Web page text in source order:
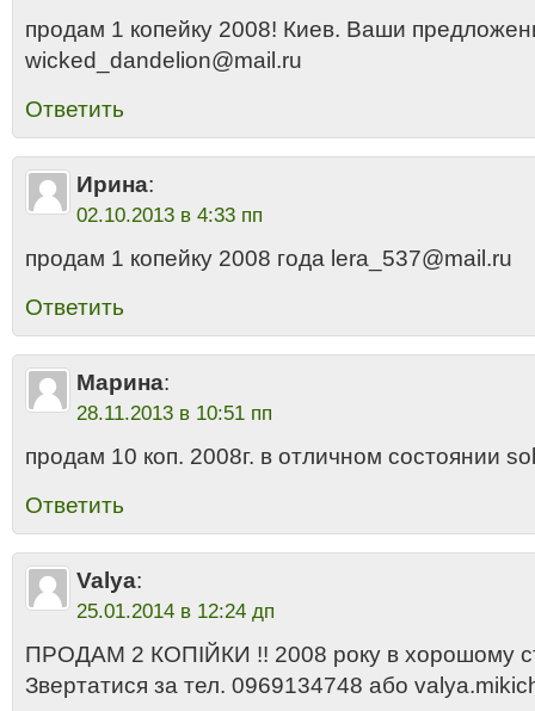
продам 1 копейку 2008! Киев. Ваши
wicked_dandelion@mail.ru
Ответить
Ирина:
02.10.2013 в 4:33 пп
продам 1 копейку 2008 года lera_537@mail.ru
Ответить
Марина:
28.11.2013 в 10:51 пп
продам 10 коп. 2008г. в отличном состоянии
Ответить
Valya:
25.01.2014 в 12:24 дп
ПРОДАМ 2 КОПІЙКИ !! 2008 року в хорошому
Звертатися за тел. 0969134748 або